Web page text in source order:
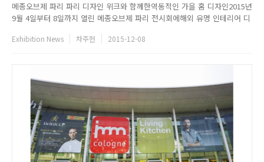
메종오브제 파리 파리 디자인 위크와 함께한역동적인 가을 홈 디자인2015년
9월 4일부터 8일까지 열린 메종오브제 파리 전시회에해외 유명 인테리어 디
스인, 50% 해외 방문객)이상의 방문객들이 파리 노르빌뺑뜨 전시장 통로를
Exhibition News 차주헌 2015-12-08